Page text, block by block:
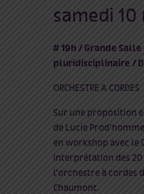
samedi 10
# 19h / Grande Salle
pluridisciplinaire /
ORCHESTRE A CORDES
Sur une proposition
de Lucie
en workshop avec le
interprétation des 20
l’orchestre à cordes
Chaumont.